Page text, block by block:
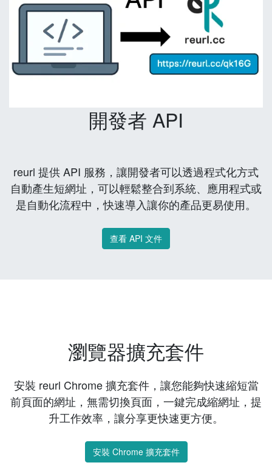
開發者 API
reurl 提供 API 服務，讓開發者可以透過程式化方式
自動產生短網址，可以輕鬆整合到系統、應用程式或
是自動化流程中，快速導入讓你的產品更易使用。
查看 API 文件
瀏覽器擴充套件
安裝 reurl Chrome 擴充套件，讓您能夠快速縮短當
前頁面的網址，無需切換頁面，一鍵完成縮網址，提
升工作效率，讓分享更快速更方便。
安裝 Chrome 擴充套件